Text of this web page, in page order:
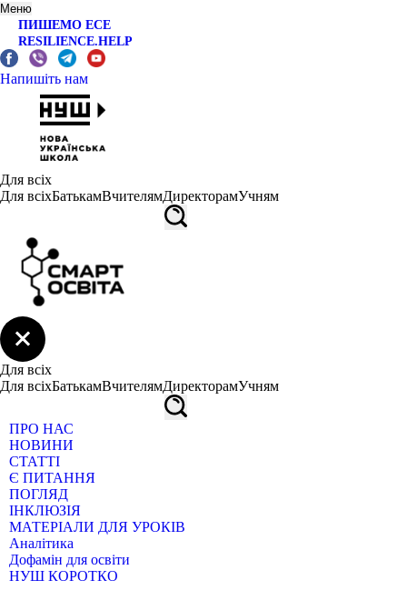
Меню
ПИШЕМО ЕСЕ
RESILIENCE.HELP
Напишіть нам
Для всіх
Для всіхБатькамВчителямДиректорамУчням
Для всіх
Для всіхБатькамВчителямДиректорамУчням
ПРО НАС
НОВИНИ
СТАТТІ
Є ПИТАННЯ
ПОГЛЯД
ІНКЛЮЗІЯ
МАТЕРІАЛИ ДЛЯ УРОКІВ
Аналітика
Дофамін для освіти
НУШ КОРОТКО